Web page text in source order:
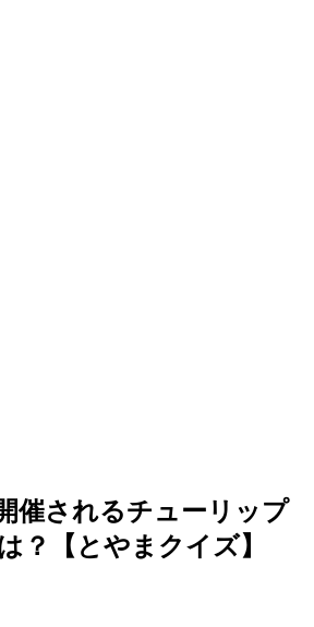
催されるチューリップ
？【とやまクイズ】